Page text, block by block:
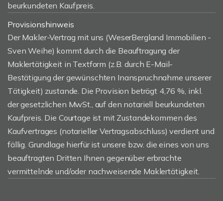
beurkundeten Kaufpreis.
Provisionshinweis
Der Makler-Vertrag mit uns (WeserBergland Immobilien -
Sven Weihe) kommt durch die Beauftragung der
Maklertätigkeit in Textform (z.B. durch E-Mail-
Bestätigung der gewünschten Inanspruchnahme unserer
Tätigkeit) zustande. Die Provision beträgt 4,76 %, inkl.
der gesetzlichen MwSt., auf den notariell beurkundeten
Kaufpreis. Die Courtage ist mit Zustandekommen des
Kaufvertrages (notarieller Vertragsabschluss) verdient und
fällig. Grundlage hierfür ist unsere bzw. die eines von uns
beauftragten Dritten Ihnen gegenüber erbrachte
vermittelnde und/oder nachweisende Maklertätigkeit.